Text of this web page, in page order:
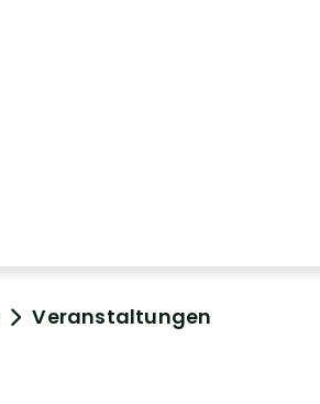
Veranstaltungen